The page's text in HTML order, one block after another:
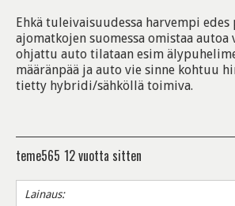
Ehkä tuleivaisuudessa harvempi
ajomatkojen suomessa omistaa autoa
ohjattu auto tilataan esim
määränpää ja auto vie sinne kohtuu
tietty hybridi/sähköllä toimiva.
teme565 12 vuotta sitten
Lainaus: